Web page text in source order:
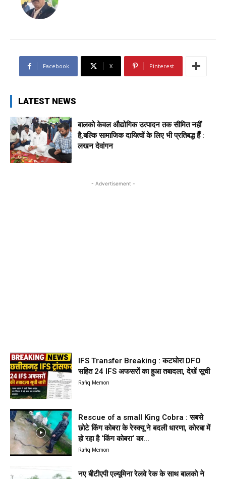
Facebook X Pinterest
LATEST NEWS
बालको केवल औद्योगिक उत्पादन तक सीमित नहीं
है,बल्कि सामाजिक दायित्वों के लिए भी प्रतिबद्ध हैँ :
लखन देवांगन
- Advertisement -
IFS Transfer Breaking : कटघोरा DFO
सहित 24 IFS अफसरों का हुआ तबादला, देखें सूची
Rafiq Memon
Rescue of a small King Cobra : सबसे
छोटे किंग कोबरा के रेस्क्यू ने बदली धारणा, कोरबा में
हो रहा है ‘किंग कोबरा‘ का...
Rafiq Memon
नए बीटीएपी एल्यूमिना रेलवे रेक के साथ बालको ने